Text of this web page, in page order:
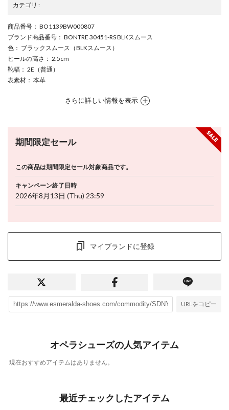
カテゴリ :
商品番号 ： BO1139BW000807
ブランド商品番号 ： BONTRE 30451-RS BLKスムース
色 ： ブラックスムース（BLKスムース）
ヒールの高さ ： 2.5cm
靴幅 ： 2E（普通）
表素材 ： 本革
さらに詳しい情報を表示
期間限定セール
この商品は期間限定セール対象商品です。
キャンペーン終了日時
2026年8月13日 (Thu) 23:59
マイブランドに登録
URLをコピー
オペラシューズの人気アイテム
現在おすすめアイテムはありません。
最近チェックしたアイテム